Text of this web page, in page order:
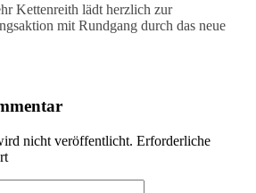
Kettenreith lädt herzlich zur
mit Rundgang durch das neue
nicht veröffentlicht. Erforderliche